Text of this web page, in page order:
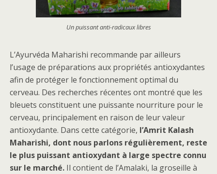
Un puissant anti-radicaux libres
L’Ayurvéda Maharishi recommande par ailleurs
l’usage de préparations aux propriétés antioxydantes
afin de protéger le fonctionnement optimal du
cerveau. Des recherches récentes ont montré que les
bleuets constituent une puissante nourriture pour le
cerveau, principalement en raison de leur valeur
antioxydante. Dans cette catégorie, l’Amrit Kalash
Maharishi, dont nous parlons régulièrement, reste
le plus puissant antioxydant à large spectre connu
sur le marché. Il contient de l’Amalaki, la groseille à